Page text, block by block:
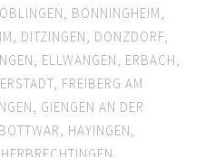
, BÖNNINGHEIM,
, DITZINGEN, DONZDORF,
, ELLWANGEN, ERBACH,
, FREIBERG AM
, GIENGEN AN DER
, HAYINGEN,